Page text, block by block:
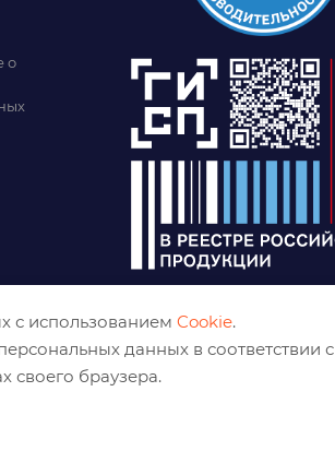
о
с использованием Cookie.
данных в соответствии с
своего браузера.